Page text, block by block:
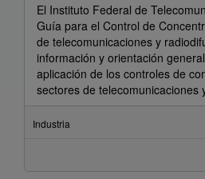
El Instituto Federal de
Guía para el Control de
de telecomunicaciones y
información y orientación
aplicación de los controles de
sectores de telecomunicaciones
Industria